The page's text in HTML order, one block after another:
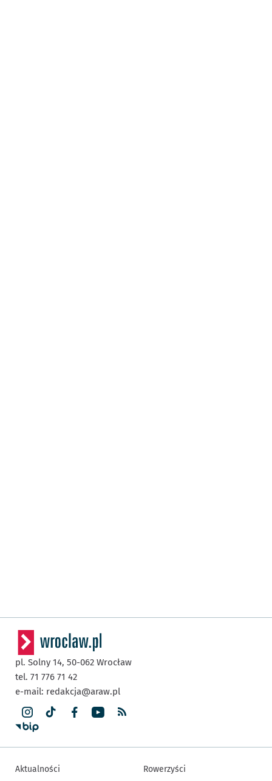
pl. Solny 14, 50-062 Wrocław
tel. 71 776 71 42
e-mail: redakcja@araw.pl
Aktualności Rowerzyści